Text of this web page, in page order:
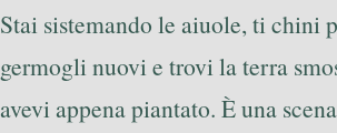
Stai sistemando le aiuole, ti chini
germogli nuovi e trovi la terra
avevi appena piantato. È una